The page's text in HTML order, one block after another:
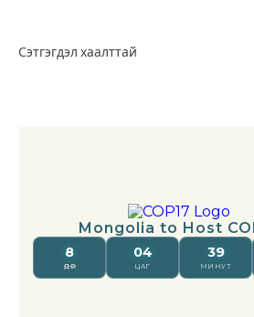
Сэтгэгдэл хаалттай